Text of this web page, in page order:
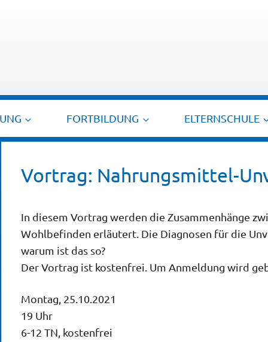
FORTBILDUNG ELTERNSCHULE
Vortrag: Nahrungsmittel-
In diesem Vortrag werden die Zusammenhänge
Wohlbefinden erläutert. Die Diagnosen für die
warum ist das so?
Der Vortrag ist kostenfrei. Um Anmeldung wird
Montag, 25.10.2021
19 Uhr
6-12 TN, kostenfrei